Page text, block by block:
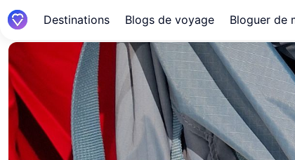
Destinations Blogs de voyage Bloguer de